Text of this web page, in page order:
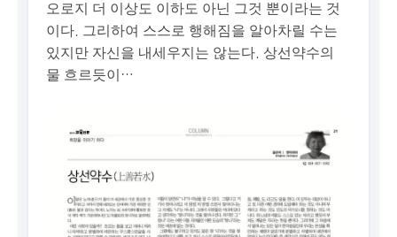
오로지 더 이상도 이하도 아닌 그것 뿐이라는 것
이다. 그리하여 스스로 행해짐을 알아차릴 수는
있지만 자신을 내세우지는 않는다. 상선약수의
물 흐르듯이…